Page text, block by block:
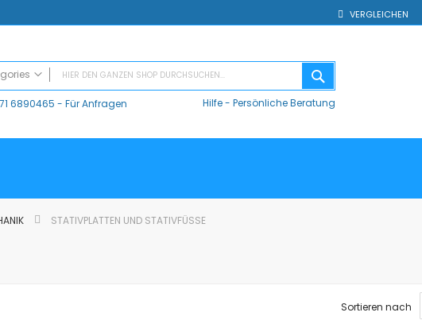
VERGLEICHEN
LabQuest Mini-Messwerterfassungssystem – LQ-MINI
6890465 - Für Anfragen Hilfe- Persönliche Beratung
STATIVPLATTEN UND STATIVFÜSSE
Sortieren nach